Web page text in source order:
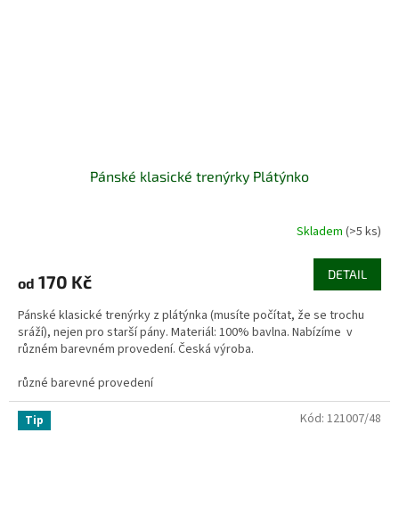
Pánské klasické trenýrky Plátýnko
Skladem (>5 ks)
od 170 Kč DETAIL
Pánské klasické trenýrky z plátýnka (musíte počítat, že se trochu
sráží), nejen pro starší pány. Materiál: 100% bavlna. Nabízíme v
různém barevném provedení. Česká výroba.
různé barevné provedení
Tip Kód: 121007/48